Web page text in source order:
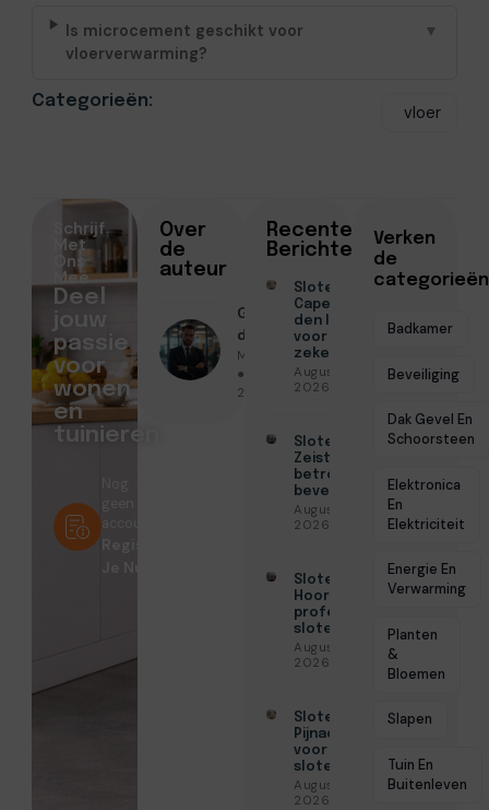
Is microcement geschikt voor
vloerverwarming?
▼
Categorieën:
vloer
Over
de
auteur
Geschreven
door
Menno Maas
● Februari 13,
2026
Recente
Berichten
Slotenmaker
Capelle aan
den IJssel
voor
zekerheid
Augustus 3,
2026
Slotenmaker
Zeist voor
betrouwbare
beveiliging
Augustus 3,
2026
Slotenmaker
Hoorn voor
professionele
slotenservice
Augustus 3,
2026
Slotenmaker
Pijnacker
voor snelle
slotenservice
Augustus 3,
2026
Verken
de
categorieën
Badkamer
Beveiliging
Dak Gevel En
Schoorsteen
Elektronica
En
Elektriciteit
Energie En
Verwarming
Planten
&
Bloemen
Slapen
Tuin En
Buitenleven
Schrijf
Met
Ons
Mee
Deel
jouw
passie
voor
wonen
en
tuinieren
account?